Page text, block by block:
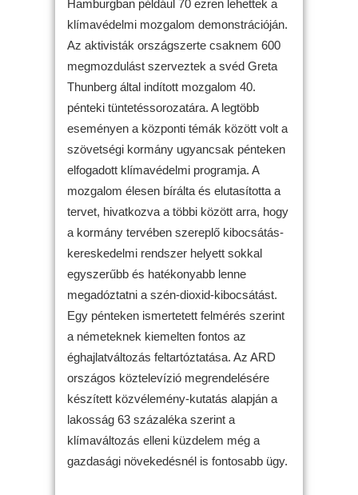
Hamburgban például 70 ezren lehettek a
klímavédelmi mozgalom demonstrációján.
Az aktivisták országszerte csaknem 600
megmozdulást szerveztek a svéd Greta
Thunberg által indított mozgalom 40.
pénteki tüntetéssorozatára. A legtöbb
eseményen a központi témák között volt a
szövetségi kormány ugyancsak pénteken
elfogadott klímavédelmi programja. A
mozgalom élesen bírálta és elutasította a
tervet, hivatkozva a többi között arra, hogy
a kormány tervében szereplő kibocsátás-
kereskedelmi rendszer helyett sokkal
egyszerűbb és hatékonyabb lenne
megadóztatni a szén-dioxid-kibocsátást.
Egy pénteken ismertetett felmérés szerint
a németeknek kiemelten fontos az
éghajlatváltozás feltartóztatása. Az ARD
országos köztelevízió megrendelésére
készített közvélemény-kutatás alapján a
lakosság 63 százaléka szerint a
klímaváltozás elleni küzdelem még a
gazdasági növekedésnél is fontosabb ügy.